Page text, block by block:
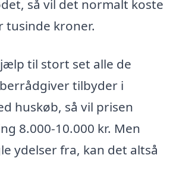
så vil det normalt koste
tusinde kroner.
til stort set alle de
tilbyder i
huskøb, så vil prisen
8.000-10.000 kr. Men
ydelser fra, kan det altså